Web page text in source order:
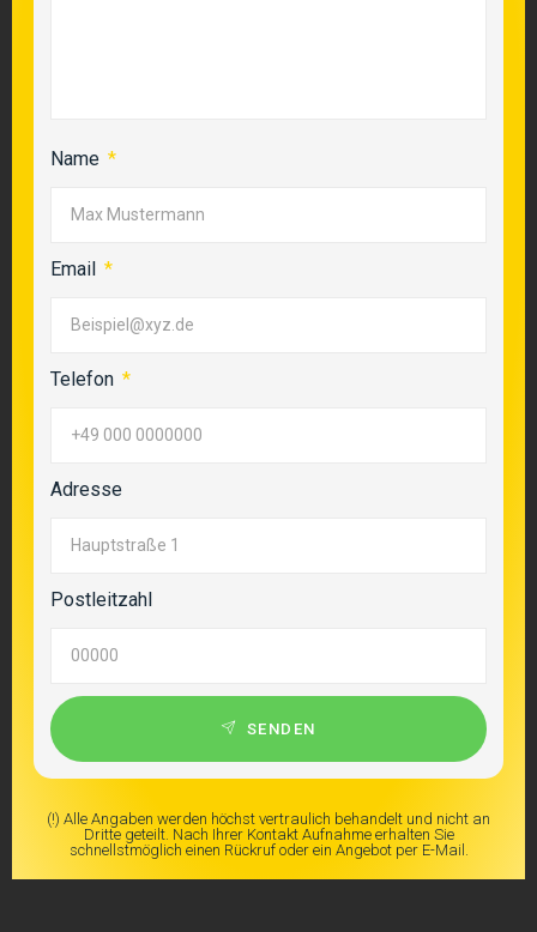
Name
Email
Telefon
Adresse
Postleitzahl
SENDEN
(!) Alle Angaben werden höchst vertraulich behandelt und nicht an
Dritte geteilt. Nach Ihrer Kontakt Aufnahme erhalten Sie
schnellstmöglich einen Rückruf oder ein Angebot per E-Mail.